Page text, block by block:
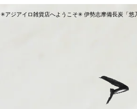
✳︎アジアイロ雑貨店へようこそ✳︎ 伊勢志摩備長炭「